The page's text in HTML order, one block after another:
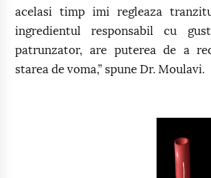
acelasi timp imi regleaza
ingredientul responsabil cu
patrunzator, are puterea de a
starea de voma,” spune Dr. Moulavi.